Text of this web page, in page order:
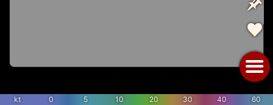
kt 0 5 10 20 30 40 60